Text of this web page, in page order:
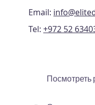
Email:
Tel:+972 52
Посмотреть